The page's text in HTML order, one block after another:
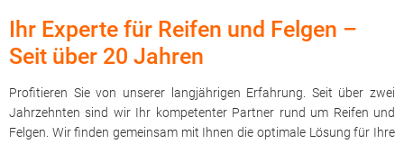
Ihr Experte für Reifen und Felgen –
Seit über 20 Jahren
Profitieren Sie von unserer langjährigen Erfahrung. Seit über zwei
Jahrzehnten sind wir Ihr kompetenter Partner rund um Reifen und
Felgen. Wir finden gemeinsam mit Ihnen die optimale Lösung für Ihre